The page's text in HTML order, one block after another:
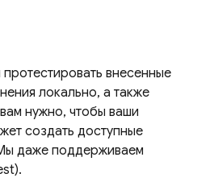
внесенные
локально, а также
нужно, чтобы ваши
создать доступные
даже поддерживаем